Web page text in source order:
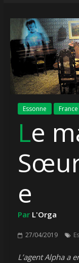
Essonne France
Le manoir des
e
Par L'Orga
27/04/2019
L’agent Alpha a